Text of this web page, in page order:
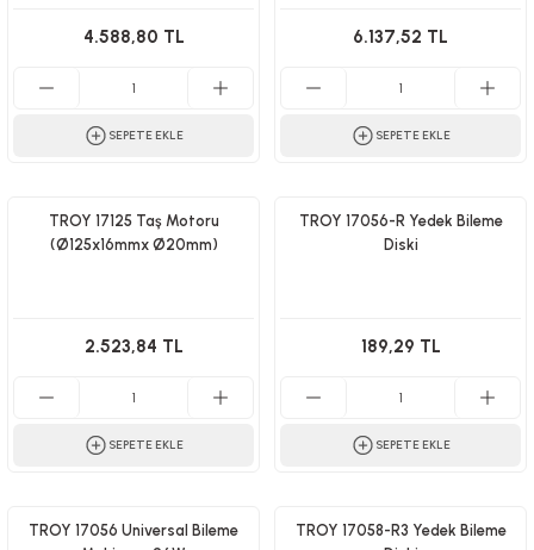
4.588,80 TL
SEPETE EKLE
6.137,52 TL
SEPETE EKLE
TROY 17125 Taş Motoru
(Ø125x16mmx Ø20mm)
2.523,84 TL
SEPETE EKLE
TROY 17056-R Yedek Bileme
Diski
189,29 TL
SEPETE EKLE
TROY 17056 Universal Bileme
TROY 17058-R3 Yedek Bileme